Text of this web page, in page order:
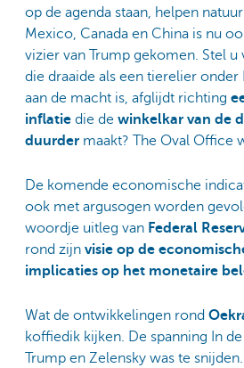
op de agenda staan, helpen
Mexico, Canada en China is nu
vizier van Trump gekomen. Stel
die draaide als een tierelier onder
aan de macht is, afglijdt richting
inflatie die de winkelkar van de
duurder maakt? The Oval Office
De komende economische
ook met argusogen worden
woordje uitleg van Federal
rond zijn visie op de
implicaties op het monetaire
Wat de ontwikkelingen rond
koffiedik kijken. De spanning In
Trump en Zelensky was te